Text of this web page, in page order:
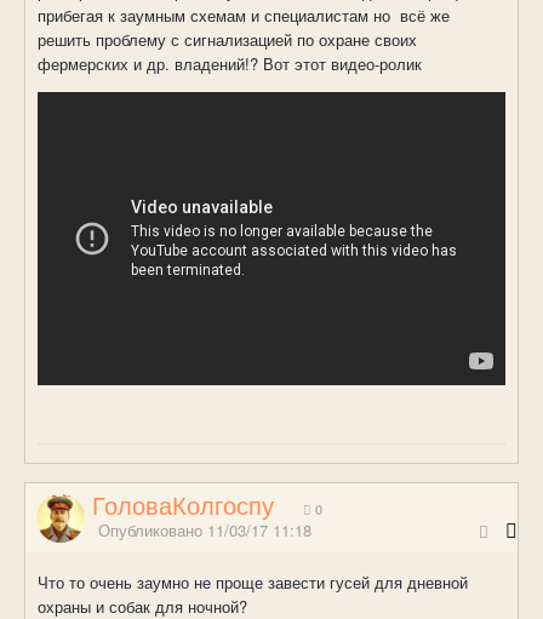
прибегая к заумным схемам и специалистам но всё же
решить проблему с сигнализацией по охране своих
фермерских и др. владений!? Вот этот видео-ролик
ГоловаКолгоспу 0
Опубликовано 11/03/17 11:18
Что то очень заумно не проще завести гусей для дневной
охраны и собак для ночной?